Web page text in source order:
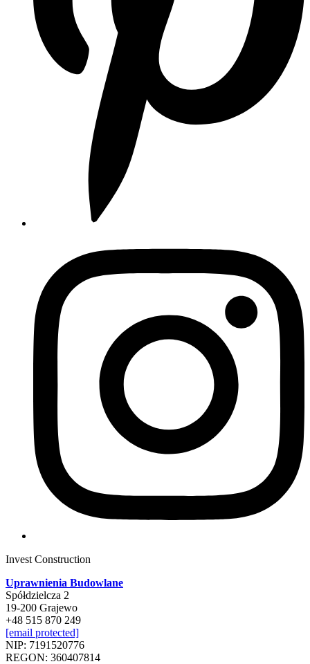
Invest Construction
Uprawnienia Budowlane
Spółdzielcza 2
19-200 Grajewo
+48 515 870 249
[email protected]
NIP: 7191520776
REGON: 360407814